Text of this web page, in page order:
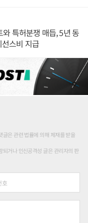
특허분쟁 매듭, 5년 동
스비 지급
글은 관련 법률에 의해 제재를 받을
되거나 인신공격성 글은 관리자의 판